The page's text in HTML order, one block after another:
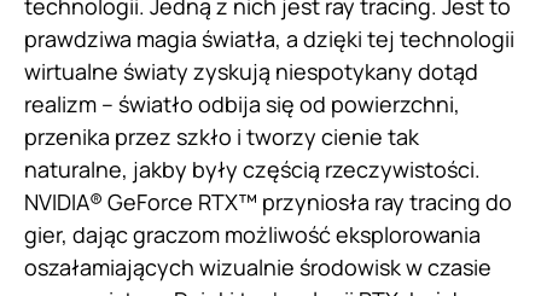
technologii. Jedną z nich jest ray tracing. Jest to
prawdziwa magia światła, a dzięki tej technologii
wirtualne światy zyskują niespotykany dotąd
realizm – światło odbija się od powierzchni,
przenika przez szkło i tworzy cienie tak
naturalne, jakby były częścią rzeczywistości.
NVIDIA® GeForce RTX™ przyniosła ray tracing do
gier, dając graczom możliwość eksplorowania
oszałamiających wizualnie środowisk w czasie